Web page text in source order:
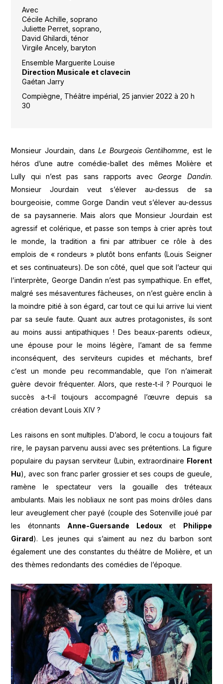
Avec
Cécile Achille, soprano
Juliette Perret, soprano,
David Ghilardi, ténor
Virgile Ancely, baryton
Ensemble Marguerite Louise
Direction Musicale et clavecin
Gaétan Jarry
Compiègne, Théâtre impérial, 25 janvier 2022 à 20 h
30
Monsieur Jourdain, dansLe Bourgeois Gentilhomme , est le
héros d’une autre comédie-ballet des mêmes Molière et
Lully qui n’est pas sans rapports avec George Dandin.
Monsieur Jourdain veut s’élever au-dessus de sa
bourgeoisie, comme Gorge Dandin veut s’élever au-dessus
de sa paysannerie. Mais alors que Monsieur Jourdain est
agressif et colérique, et passe son temps à crier après tout
le monde, la tradition a fini par attribuer ce rôle à des
emplois de « rondeurs » plutôt bons enfants (Louis Seigner
et ses continuateurs). De son côté, quel que soit l’acteur qui
l’interprète, George Dandin n’est pas sympathique. En effet,
malgré ses mésaventures fâcheuses, on n’est guère enclin à
la moindre pitié à son égard, car tout ce qui lui arrive lui vient
par sa seule faute. Quant aux autres protagonistes, ils sont
au moins aussi antipathiques ! Des beaux-parents odieux,
une épouse pour le moins légère, l’amant de sa femme
inconséquent, des serviteurs cupides et méchants, bref
c’est un monde peu recommandable, que l’on n’aimerait
guère devoir fréquenter. Alors, que reste-t-il ? Pourquoi le
succès a-t-il toujours accompagné l’œuvre depuis sa
création devant Louis XIV ?
Les raisons en sont multiples. D’abord, le cocu a toujours fait
rire, le paysan parvenu aussi avec ses prétentions. La figure
populaire du paysan serviteur (Lubin, extraordinaire Florent
Hu), avec son franc parler grossier et ses coups de gueule,
ramène le spectateur vers la gouaille des tréteaux
ambulants. Mais les nobliaux ne sont pas moins drôles dans
leur aveuglement cher payé (couple des Sotenville joué par
les étonnants Anne-Guersande Ledouxet
Philippe
Girard ). Les jeunes qui s’aiment au nez du barbon sont
également une des constantes du théâtre de Molière, et un
des thèmes redondants des comédies de l’époque.